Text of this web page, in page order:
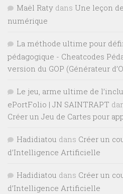
Maël Raty dans Une leçon
numérique
La méthode ultime pour
pédagogique - Cheatcodes
version du GOP (Générateur
Le jeu, arme ultime de
ePortFolio | JN SAINTRAPT
Créer un Jeu de Cartes pour
Hadidiatou dans Créer un
d’Intelligence Artificielle
Hadidiatou dans Créer un
d’Intelligence Artificielle